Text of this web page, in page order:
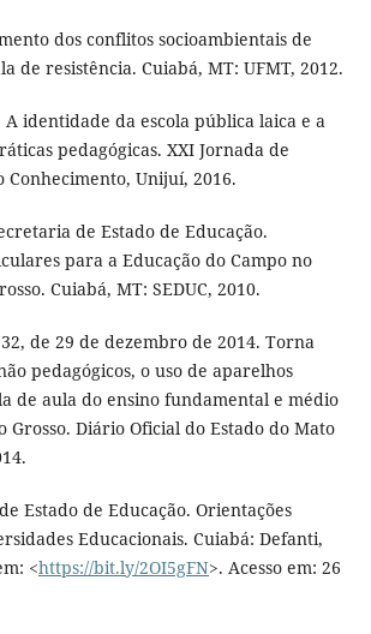
dos conflitos socioambientais de
de resistência. Cuiabá, MT: UFMT, 2012.
A identidade da escola pública laica e a
pedagógicas. XXI Jornada de
Conhecimento, Unijuí, 2016.
de Estado de Educação.
para a Educação do Campo no
Cuiabá, MT: SEDUC, 2010.
de 29 de dezembro de 2014. Torna
pedagógicos, o uso de aparelhos
de aula do ensino fundamental e médio
Grosso. Diário Oficial do Estado do Mato
de Estado de Educação. Orientações
Educacionais. Cuiabá: Defanti,
<https://bit.ly/2OI5gFN>. Acesso em: 26